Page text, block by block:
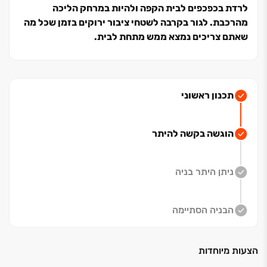
לרדת בכפכפים לבית הקפה ולהיות במרחק הליכה
מהרכבת. לגור בקרבה לשטחי ציבור ירוקים בזמן שכל מה
שאתם צריכים נמצא ממש מתחת לבית.
והמזמין מטיילים, רוכבי אופניים ומשפחות רבות לפיקניק
בפרויקט תמצאו ‏3 מגדלים, ‏530 יח׳ דיור.
שטחי ציבור ירוקים, גני ילדים בשכונה ושטחי מסחר ממש
מתחת לבית. כל זאת, תחת הסטנדרטים ורף הבנייה הגבוה
תכנון ראשוני
הוגשה בקשה להיתר
ניתן היתר בניה
הבניה הסתיימה
הצעות מיוחדות